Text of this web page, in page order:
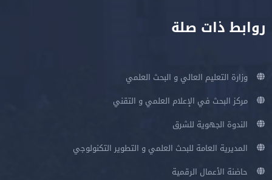
روابط ذات صلة
وزارة التعليم العالي و البحث العلمي
مركز البحث في الإعلام العلمي و التقني
الندوة الجهوية للشرق
المديرية العامة للبحث العلمي و التطوير التكنولوجي
حاضنة الأعمال الرقمية